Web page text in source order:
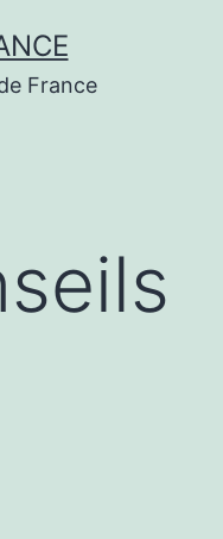
France